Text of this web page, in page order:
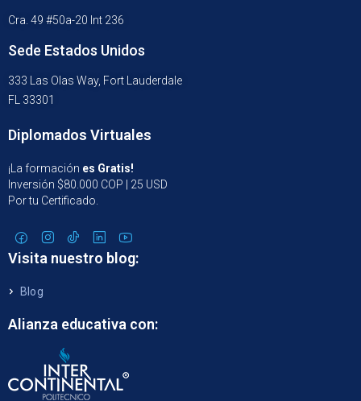
Cra. 49 #50a-20 Int 236
Sede Estados Unidos
333 Las Olas Way, Fort Lauderdale
FL 33301
Diplomados Virtuales
¡La formación es Gratis!
Inversión $80.000 COP | 25 USD
Por tu Certificado.
Visita nuestro blog:
Blog
Alianza educativa con: